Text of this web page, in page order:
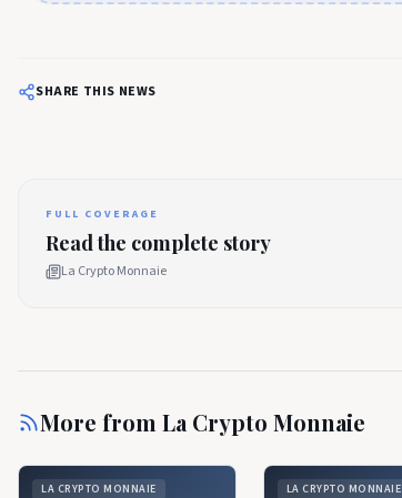
SHARE THIS NEWS
FULL COVERAGE
Read the complete story
La Crypto Monnaie
More from La Crypto Monnaie
LA CRYPTO MONNAIE LA CRYPTO MONNAIE